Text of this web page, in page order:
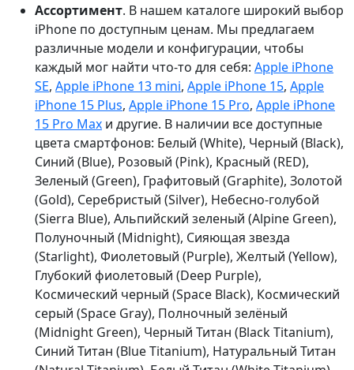
Ассортимент. В нашем каталоге широкий выбор
iPhone по доступным ценам. Мы предлагаем
различные модели и конфигурации, чтобы
каждый мог найти что-то для себя: Apple iPhone
SE, Apple iPhone 13 mini, Apple iPhone 15, Apple
iPhone 15 Plus, Apple iPhone 15 Pro, Apple iPhone
15 Pro Max и другие. В наличии все доступные
цвета смартфонов: Белый (White), Черный (Black),
Синий (Blue), Розовый (Pink), Красный (RED),
Зеленый (Green), Графитовый (Graphite), Золотой
(Gold), Серебристый (Silver), Небесно-голубой
(Sierra Blue), Альпийский зеленый (Alpine Green),
Полуночный (Midnight), Сияющая звезда
(Starlight), Фиолетовый (Purple), Желтый (Yellow),
Глубокий фиолетовый (Deep Purple),
Космический черный (Space Black), Космический
серый (Space Gray), Полночный зелёный
(Midnight Green), Черный Титан (Black Titanium),
Синий Титан (Blue Titanium), Натуральный Титан